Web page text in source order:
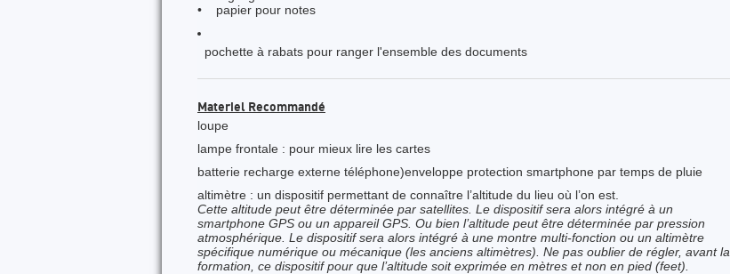
• papier pour notes
pochette à rabats pour ranger l'ensemble des documents
Materiel Recommandé
loupe
lampe frontale : pour mieux lire les cartes
batterie recharge externe téléphone)enveloppe protection smartphone par temps de pluie
altimètre : un dispositif permettant de connaître l’altitude du lieu où l’on est.
Cette altitude peut être déterminée par satellites. Le dispositif sera alors intégré à un
smartphone GPS ou un appareil GPS. Ou bien l’altitude peut être déterminée par pression
atmosphérique. Le dispositif sera alors intégré à une montre multi-fonction ou un altimètre
spécifique numérique ou mécanique (les anciens altimètres). Ne pas oublier de régler, avant la
formation, ce dispositif pour que l’altitude soit exprimée en mètres et non en pied (feet).